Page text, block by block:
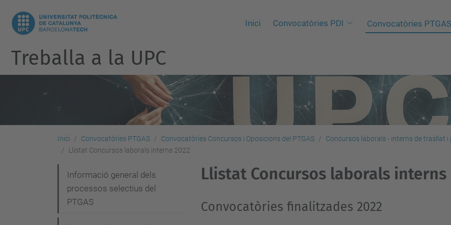
Inici Convocatòries PDI Convocatòries PTGAS
Treballa a la UPC
Inici Convocatòries PTGAS Convocatòries Concursos i Oposicions del PTGAS Concursos laborals - interns de trasllat i
Llistat Concursos laborals interns 2022
Llistat Concursos laborals interns
Convocatòries finalitzades 2022
v
Informació general dels
processos selectius del
PTGAS